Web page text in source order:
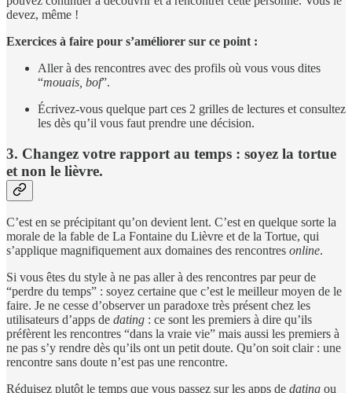
devez, même !
Exercices à faire pour s’améliorer sur ce point :
Aller à des rencontres avec des profils où vous vous dites
“mouais, bof”.
Écrivez-vous quelque part ces 2 grilles de lectures et consultez
les dès qu’il vous faut prendre une décision.
3. Changez votre rapport au temps : soyez la tortue
et non le lièvre.
C’est en se précipitant qu’on devient lent. C’est en quelque sorte la
morale de la fable de La Fontaine du Lièvre et de la Tortue, qui
s’applique magnifiquement aux domaines des rencontres online.
Si vous êtes du style à ne pas aller à des rencontres par peur de
“perdre du temps” : soyez certaine que c’est le meilleur moyen de le
faire. Je ne cesse d’observer un paradoxe très présent chez les
utilisateurs d’apps de dating : ce sont les premiers à dire qu’ils
préfèrent les rencontres “dans la vraie vie” mais aussi les premiers à
ne pas s’y rendre dès qu’ils ont un petit doute. Qu’on soit clair : une
rencontre sans doute n’est pas une rencontre.
Réduisez plutôt le temps que vous passez sur les apps de dating ou